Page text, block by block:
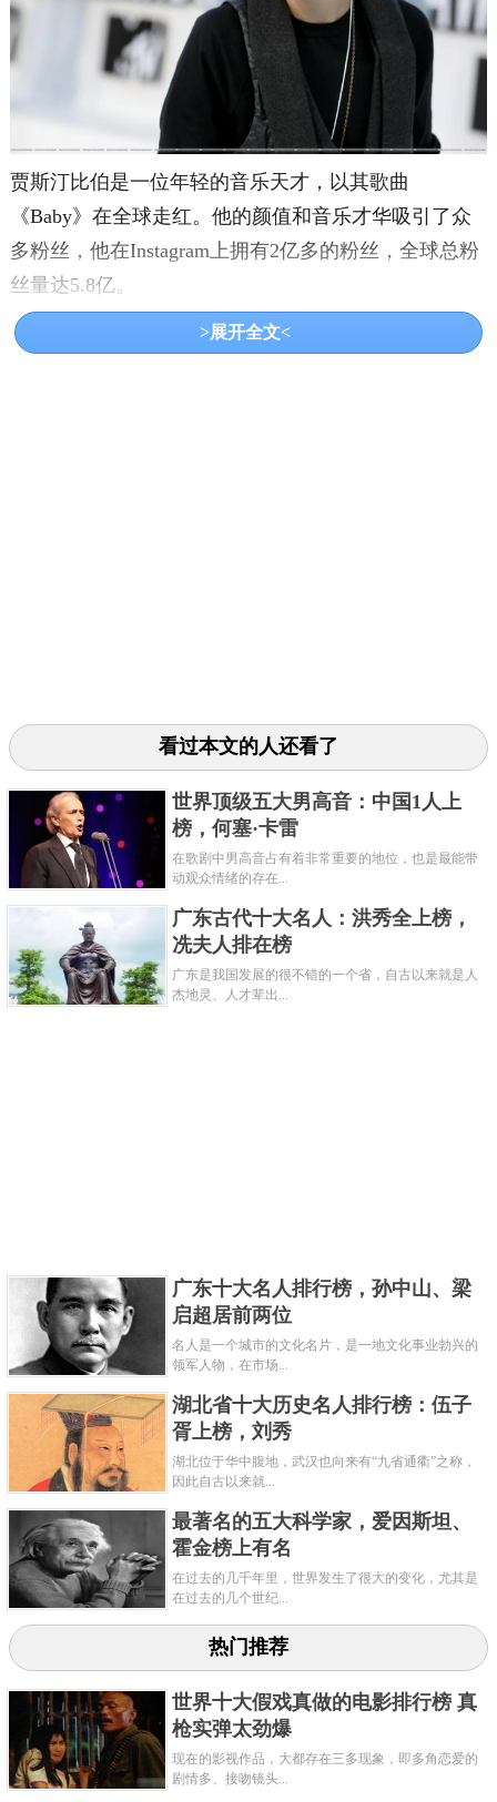
贾斯汀比伯是一位年轻的音乐天才，以其歌曲
《Baby》在全球走红。他的颜值和音乐才华吸引了众
多粉丝，他在Instagram上拥有2亿多的粉丝，全球总粉
丝量达5.8亿。
3、赛琳娜戈麦斯
因与贾斯汀比伯的恋情而备受瞩目。她拥有5.7亿的全
关键字： 名人
共3页: 上一页 1 2 3 下一页
>展开全文<
看过本文的人还看了
世界顶级五大男高音：中国1人上
榜，何塞·卡雷
在歌剧中男高音占有着非常重要的地位，也是最能带
动观众情绪的存在...
广东古代十大名人：洪秀全上榜，
冼夫人排在榜
广东是我国发展的很不错的一个省，自古以来就是人
杰地灵、人才辈出...
广东十大名人排行榜，孙中山、梁
启超居前两位
名人是一个城市的文化名片，是一地文化事业勃兴的
领军人物，在市场...
湖北省十大历史名人排行榜：伍子
胥上榜，刘秀
湖北位于华中腹地，武汉也向来有“九省通衢”之称，
因此自古以来就...
最著名的五大科学家，爱因斯坦、
霍金榜上有名
在过去的几千年里，世界发生了很大的变化，尤其是
在过去的几个世纪...
热门推荐
世界十大假戏真做的电影排行榜 真
枪实弹太劲爆
现在的影视作品，大都存在三多现象，即多角恋爱的
剧情多、接吻镜头...